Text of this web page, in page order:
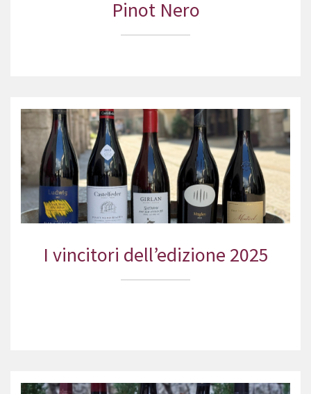
Pinot Nero
I vincitori dell’edizione 2025